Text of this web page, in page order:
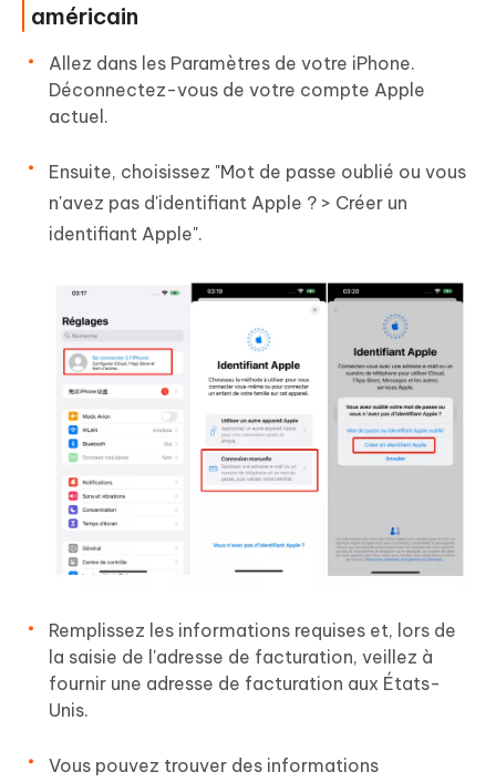
américain
Allez dans les Paramètres de votre iPhone.
Déconnectez-vous de votre compte Apple
actuel.
Ensuite, choisissez "Mot de passe oublié ou vous
n'avez pas d'identifiant Apple ? > Créer un
identifiant Apple".
Remplissez les informations requises et, lors de
la saisie de l'adresse de facturation, veillez à
fournir une adresse de facturation aux États-
Unis.
Vous pouvez trouver des informations